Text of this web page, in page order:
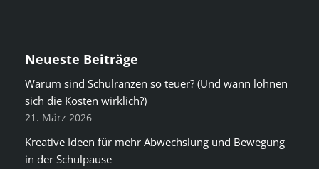
Neueste Beiträge
Warum sind Schulranzen so teuer? (Und wann lohnen
sich die Kosten wirklich?)
21. März 2026
Kreative Ideen für mehr Abwechslung und Bewegung
in der Schulpause